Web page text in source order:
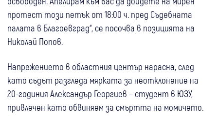
протест този петък от 18:00 ч. пред Съдебната
палата в Благоевград“, се посочва в позицията на
Николай Попов.
Напрежението в областния център нарасна, след
като съдът разгледа мярката за неотклонение на
20-годиния Александър Георгиев – студент в ЮЗУ,
привлечен като обвиняем за смъртта на момичето.